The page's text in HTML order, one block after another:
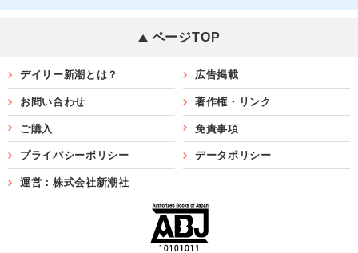
ページTOP
デイリー新潮とは？ 広告掲載
お問い合わせ 著作権・リンク
ご購入 免責事項
プライバシーポリシー データポリシー
運営：株式会社新潮社